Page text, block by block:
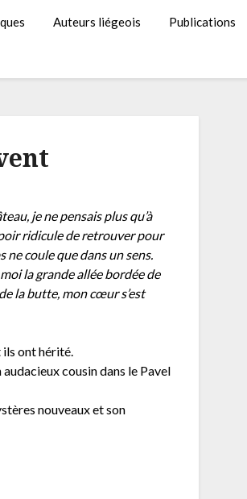
Auteurs liégeois Publications
je ne pensais plus qu’à
ridicule de retrouver pour
ne coule que dans un sens.
la grande allée bordée de
la butte, mon cœur s’est
ils ont hérité.
cousin dans le Pavel
nouveaux et son